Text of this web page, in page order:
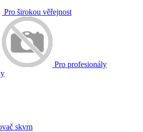
Pro širokou věřejnost
Pro profesionály
skvrn